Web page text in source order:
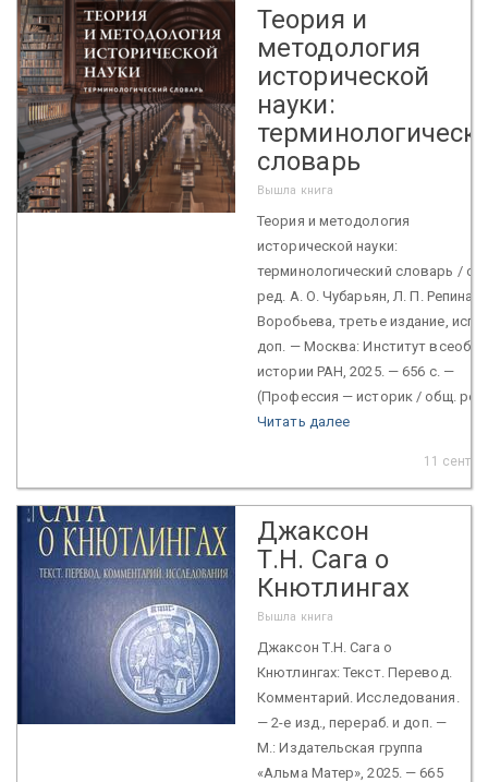
Теория и
методология
исторической
науки:
словарь
Вышла книга
Теория и методология
исторической науки:
терминологический словарь /
ред. А. О. Чубарьян, Л. П. Репина,
Воробьева, третье издание,
доп. — Москва: Институт
истории РАН, 2025. — 656 с. —
(Профессия — историк / общ. ред.
Читать далее
11 сент.
Джаксон
Т.Н. Сага о
Кнютлингах
Вышла книга
Джаксон Т.Н. Сага о
Кнютлингах: Текст. Перевод.
Комментарий. Исследования.
— 2-е изд., перераб. и доп. —
М.: Издательская группа
«Альма Матер», 2025. — 665